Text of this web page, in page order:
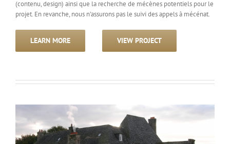
(contenu, design) ainsi que la recherche de mécènes potentiels pour le
projet. En revanche, nous n’assurons pas le suivi des appels à mécénat.
LEARN MORE VIEW PROJECT